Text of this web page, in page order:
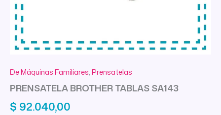
De Máquinas Familiares,Prensatelas
PRENSATELA BROTHER TABLAS SA143
$ 92.040,00